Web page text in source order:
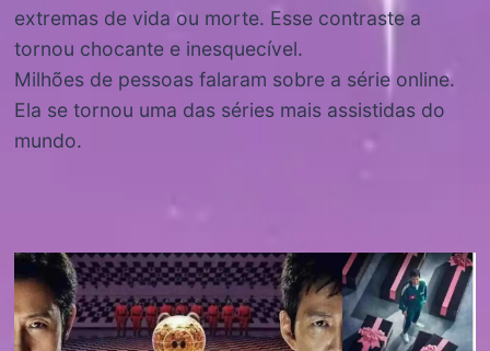
extremas de vida ou morte. Esse contraste a
tornou chocante e inesquecível.
Milhões de pessoas falaram sobre a série online.
Ela se tornou uma das séries mais assistidas do
mundo.